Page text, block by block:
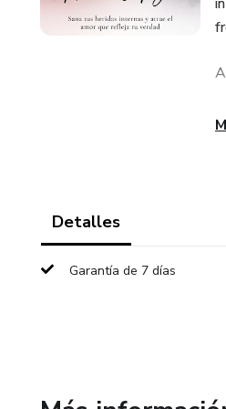
Detalles
Garantía de 7 días